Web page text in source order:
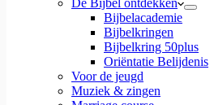
De Bijbel ontdekken
Bijbelacademie
Bijbelkringen
Bijbelkring 50plus
Oriëntatie Belijdenis
Voor de jeugd
Muziek & zingen